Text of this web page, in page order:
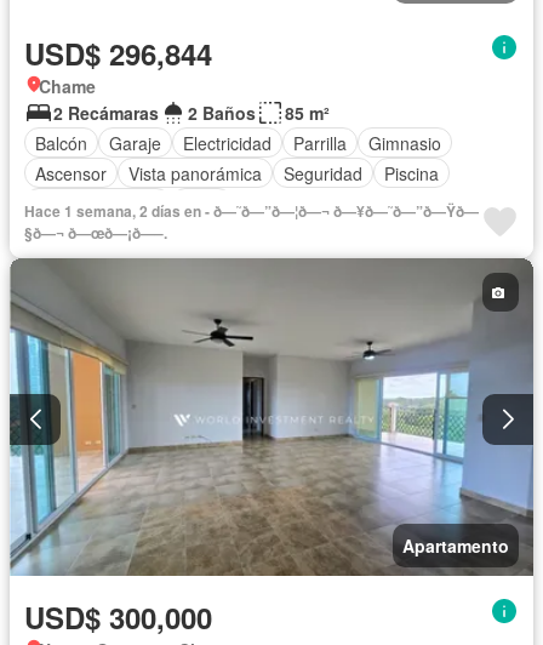
USD$ 296,844
Chame
2 Recámaras
2 Baños
85 m²
Balcón
Garaje Electricidad Parrilla
Gimnasio
Ascensor
Vista panorámica Seguridad
Piscina
Cancha de tenis
Agua
Hace 1 semana, 2 días en - ð—˜ð—”ð—¦ð—¬ ð—¥ð—˜ð—”ð—Ÿð—
§ð—¬ ð—œð—¡ð—–.
Apartamento
USD$ 300,000